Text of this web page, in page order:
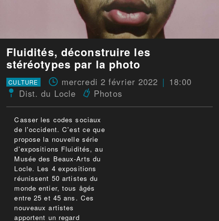
Fluidités, déconstruire les
stéréotypes par la photo
CULTURE mercredi 2 février 2022
18:00
Dist. du Locle
Photos
Casser les codes sociaux
de l'occident. C'est ce que
propose la nouvelle série
d'expositions Fluidités, au
Musée des Beaux-Arts du
Locle. Les 4 expositions
réunissent 50 artistes du
monde entier, tous âgés
entre 25 et 45 ans. Ces
nouveaux artistes
apportent un regard